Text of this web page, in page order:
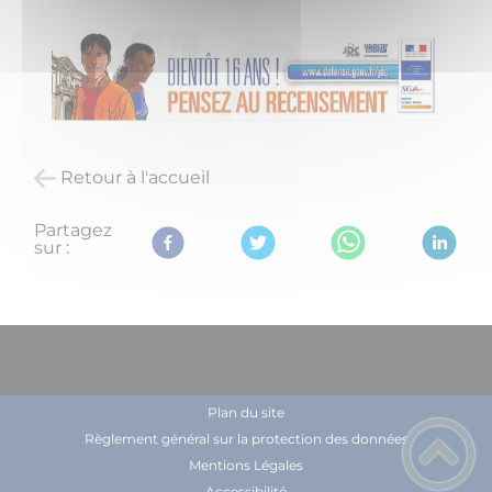
Retour à l'accueil
Partagez
sur :
Plan du site
Règlement général sur la protection des données
Mentions Légales